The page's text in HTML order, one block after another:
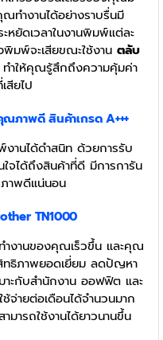
ำงานได้อย่างราบรื่นมี
ยัดเวลาในงานพิมพ์แต่ละ
พิมพ์จะเสียขณะใช้งาน ตลับ
ทำให้คุณรู้สึกถึงความคุ้มค่า
สียไป
ณภาพดี สินค้าเกรด A+++
านได้ดำสนิท ด้วยการรับ
จได้ถึงสินค้าที่ดี มีการการัน
าพดีแน่นอน
TN1000
ำงานของคุณเร็วขึ้น และคุณ
ทธิภาพยอดเยี่ยม ลดปัญหา
าะกับสำนักงาน ออฟฟิต และ
จ่ายต่อเดือนได้จำนวนมาก
มารถใช้งานได้ยาวนานขึ้น